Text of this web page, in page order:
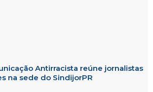
Antirracista reúne jornalistas
na sede do SindijorPR